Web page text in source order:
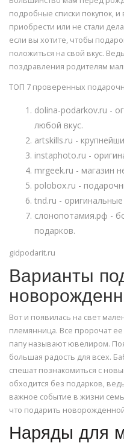
подробные списки покупок,
приобрести или не стали
если вы хотите, чтобы
положиться на свой вкус.
поздравления родителям
ТОП 7 проверенных
dolina-podarkov.ru -
любой вкус.
artskills.ru -
instaphoto.ru -
mrgeek.ru - магазин
polobox.ru -
tnd.ru -
слонопотамия.рф -
подарков.
gidpodarit.ru
Варианты
Вот и появилась на свет
племянница. Все пророчат
папу называют ювелиром.
большая радость для всех.
спешат познакомиться с
обходится без подарков,
важное событие в жизни
что подарить новорожденной
Наряды для